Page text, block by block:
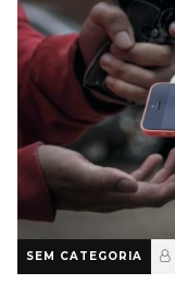
SEM CATEGORIA